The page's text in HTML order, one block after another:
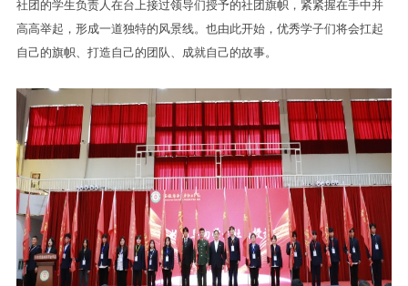
社团的学生负责人在台上接过领导们授予的社团旗帜，紧紧握在手中并
高高举起，形成一道独特的风景线。也由此开始，优秀学子们将会扛起
自己的旗帜、打造自己的团队、成就自己的故事。